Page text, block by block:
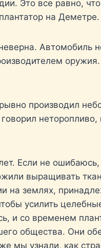
Это все равно, что
на Деметре.
Автомобиль
производил
неторопливо,
Если не
выращивать
на землях,
усилить
и со временем
общества. Они
мы узнали, как